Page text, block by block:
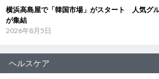
横浜高島屋で「韓国市場」がスタート 人気グ
が集結
2026年8月5日
ヘルスケア